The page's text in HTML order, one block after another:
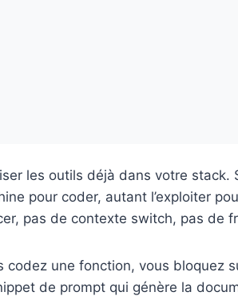
les outils déjà dans votre stack.
pour coder, autant l’exploiter
pas de contexte switch, pas de
une fonction, vous bloquez
de prompt qui génère la